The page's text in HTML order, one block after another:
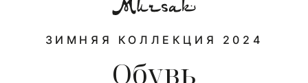
ЗИМНЯЯ КОЛЛЕКЦИЯ 2024
Обувь